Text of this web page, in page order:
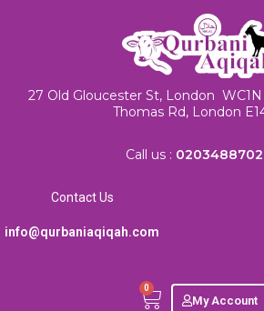
27 Old Gloucester St, London
Thomas Rd, London
Call us :
Contact Us
info@qurbaniaqiqah.com
0
My Account